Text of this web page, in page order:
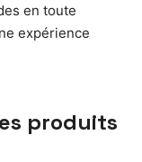
en toute
expérience
produits